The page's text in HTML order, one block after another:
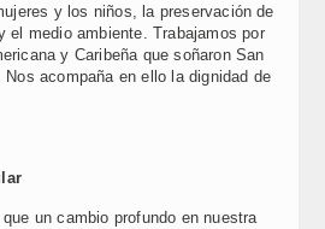
y los niños, la preservación de
el medio ambiente. Trabajamos por
y Caribeña que soñaron San
acompaña en ello la dignidad de
un cambio profundo en nuestra